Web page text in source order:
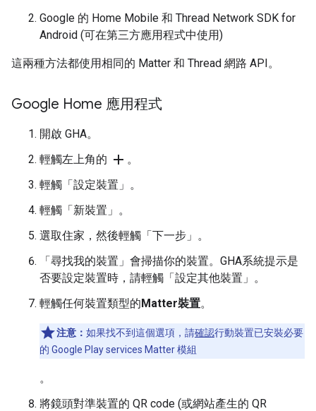
Google 的 Home Mobile 和 Thread Network SDK for
Android (可在第三方應用程式中使用)
這兩種方法都使用相同的 Matter 和 Thread 網路 API。
Google Home 應用程式
開啟 GHA。
輕觸左上角的 add 。
輕觸「設定裝置」 。
輕觸「新裝置」 。
選取住家，然後輕觸「下一步」 。
「尋找我的裝置」會掃描你的裝置。 GHA系統提示是
否要設定裝置時，請輕觸「設定其他裝置」 。
輕觸任何裝置類型的Matter裝置。
注意： 如果找不到這個選項，請確認行動裝置已安裝必要
的 Google Play services Matter模組
。
將鏡頭對準裝置的 QR code (或網站產生的 QR